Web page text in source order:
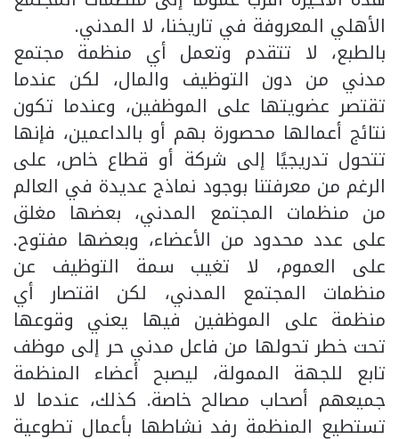
الأهلي المعروفة في تاريخنا، لا المدني.
بالطبع، لا تتقدم وتعمل أي منظمة مجتمع
مدني من دون التوظيف والمال، لكن عندما
تقتصر عضويتها على الموظفين، وعندما تكون
نتائج أعمالها محصورة بهم أو بالداعمين، فإنها
تتحول تدريجيًا إلى شركة أو قطاع خاص، على
الرغم من معرفتنا بوجود نماذج عديدة في العالم
من منظمات المجتمع المدني، بعضها مغلق
على عدد محدود من الأعضاء، وبعضها مفتوح.
على العموم، لا تغيب سمة التوظيف عن
منظمات المجتمع المدني، لكن اقتصار أي
منظمة على الموظفين فيها يعني وقوعها
تحت خطر تحولها من فاعل مدني حر إلى موظف
تابع للجهة الممولة، ليصبح أعضاء المنظمة
جميعهم أصحاب مصالح خاصة. كذلك، عندما لا
تستطيع المنظمة رفد نشاطها بأعمال تطوعية